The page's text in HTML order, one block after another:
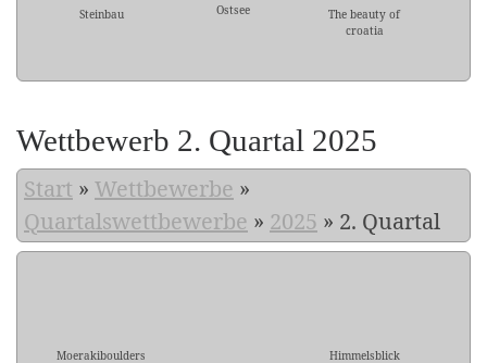
Steinbau Ostsee
The beauty of
croatia
Wettbewerb 2. Quartal 2025
Start » Wettbewerbe »
Quartalswettbewerbe » 2025 » 2. Quartal
Moerakiboulders Himmelsblick